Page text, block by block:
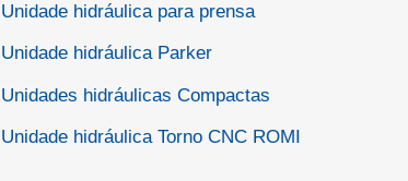
Unidade hidráulica para prensa
Unidade hidráulica Parker
Unidades hidráulicas Compactas
Unidade hidráulica Torno CNC ROMI